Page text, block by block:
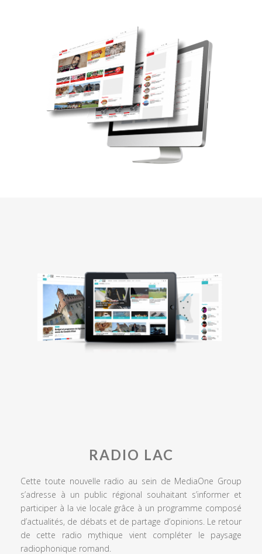
RADIO LAC
Cette toute nouvelle radio au sein de MediaOne Group
s’adresse à un public régional souhaitant s’informer et
participer à la vie locale grâce à un programme composé
d’actualités, de débats et de partage d’opinions. Le retour
de cette radio mythique vient compléter le paysage
radiophonique romand.